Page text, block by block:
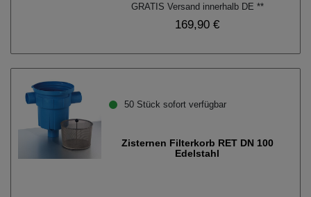
GRATIS Versand innerhalb DE **
169,90 €
50 Stück sofort verfügbar
Zisternen Filterkorb RET DN 100
Edelstahl